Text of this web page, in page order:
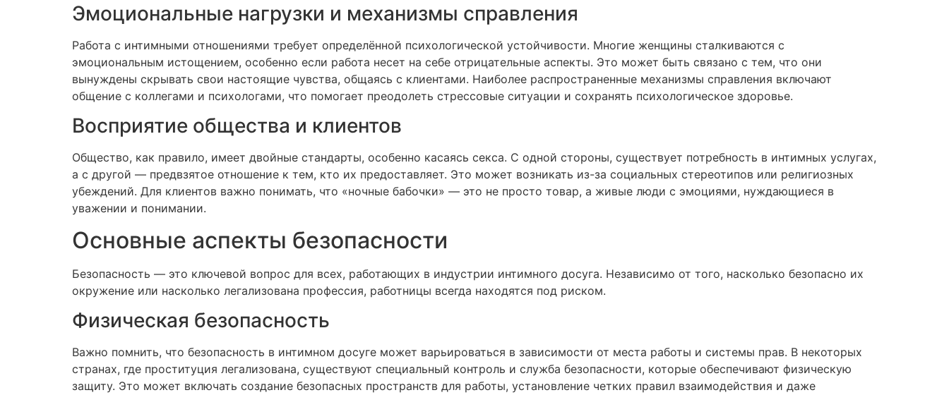
Эмоциональные нагрузки и механизмы справления
Работа с интимными отношениями требует определённой психологической устойчивости. Многие женщины сталкиваются с
эмоциональным истощением, особенно если работа несет на себе отрицательные аспекты. Это может быть связано с тем, что они
вынуждены скрывать свои настоящие чувства, общаясь с клиентами. Наиболее распространенные механизмы справления включают
общение с коллегами и психологами, что помогает преодолеть стрессовые ситуации и сохранять психологическое здоровье.
Восприятие общества и клиентов
Общество, как правило, имеет двойные стандарты, особенно касаясь секса. С одной стороны, существует потребность в интимных услугах,
а с другой — предвзятое отношение к тем, кто их предоставляет. Это может возникать из-за социальных стереотипов или религиозных
убеждений. Для клиентов важно понимать, что «ночные бабочки» — это не просто товар, а живые люди с эмоциями, нуждающиеся в
уважении и понимании.
Основные аспекты безопасности
Безопасность — это ключевой вопрос для всех, работающих в индустрии интимного досуга. Независимо от того, насколько безопасно их
окружение или насколько легализована профессия, работницы всегда находятся под риском.
Физическая безопасность
Важно помнить, что безопасность в интимном досуге может варьироваться в зависимости от места работы и системы прав. В некоторых
странах, где проституция легализована, существуют специальный контроль и служба безопасности, которые обеспечивают физическую
защиту. Это может включать создание безопасных пространств для работы, установление четких правил взаимодействия и даже